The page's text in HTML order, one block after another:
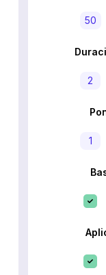
50
2
1